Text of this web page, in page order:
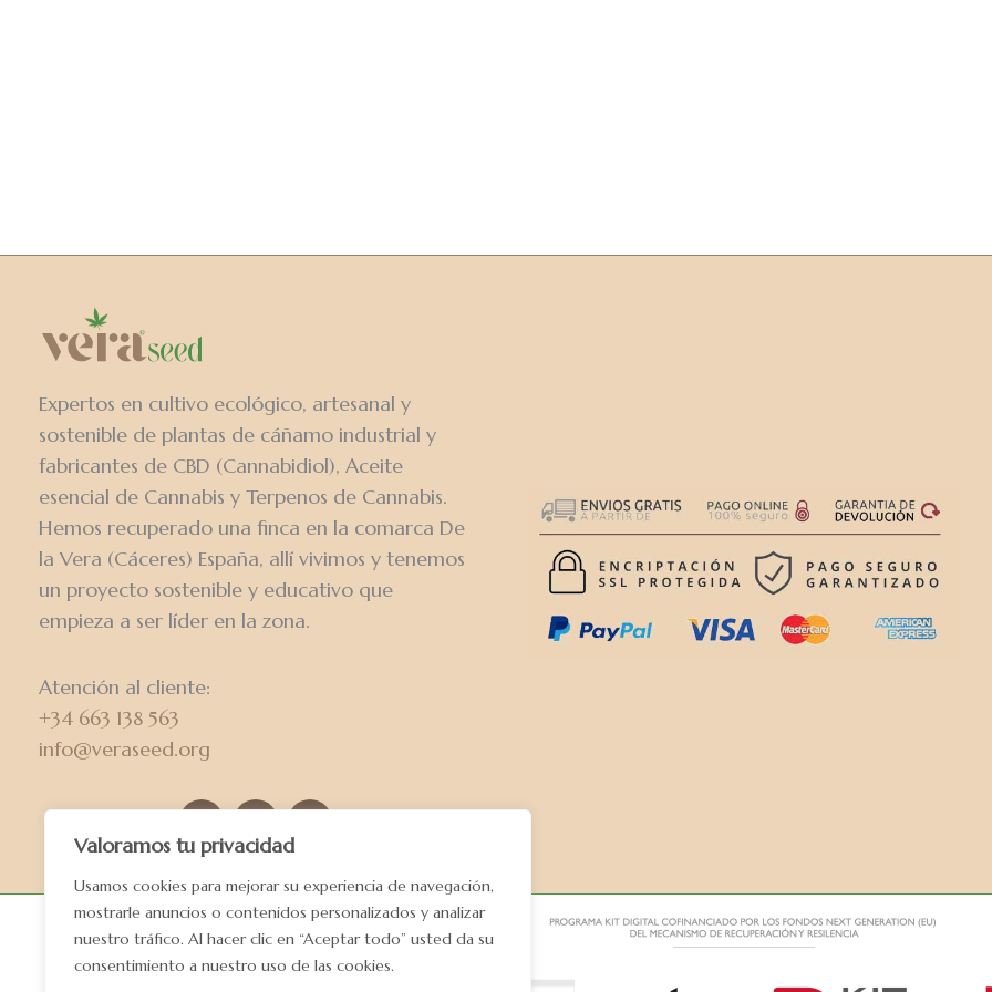
Valoramos tu privacidad
Usamos cookies para mejorar su experiencia de navegación,
mostrarle anuncios o contenidos personalizados y analizar
nuestro tráfico. Al hacer clic en “Aceptar todo” usted da su
consentimiento a nuestro uso de las cookies.
Expertos en cultivo ecológico, artesanal y
sostenible de plantas de cáñamo industrial y
fabricantes de CBD (Cannabidiol), Aceite
esencial de Cannabis y Terpenos de Cannabis.
Hemos recuperado una finca en la comarca De
la Vera (Cáceres) España, allí vivimos y tenemos
un proyecto sostenible y educativo que
empieza a ser líder en la zona.
Atención al cliente:
+34 663 138 563
info@veraseed.org